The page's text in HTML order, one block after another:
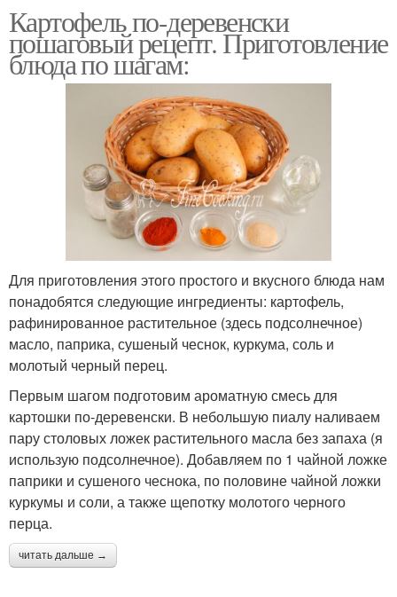
Картофель по-деревенски
пошаговый рецепт. Приготовление
блюда по шагам:
Для приготовления этого простого и вкусного блюда нам
понадобятся следующие ингредиенты: картофель,
рафинированное растительное (здесь подсолнечное)
масло, паприка, сушеный чеснок, куркума, соль и
молотый черный перец.
Первым шагом подготовим ароматную смесь для
картошки по-деревенски. В небольшую пиалу наливаем
пару столовых ложек растительного масла без запаха (я
использую подсолнечное). Добавляем по 1 чайной ложке
паприки и сушеного чеснока, по половине чайной ложки
куркумы и соли, а также щепотку молотого черного
перца.
читать дальше →